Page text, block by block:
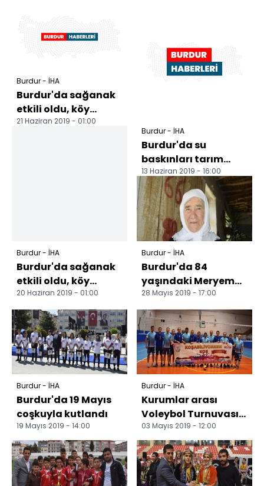
Burdur - İHA
Burdur'da sağanak
etkili oldu, köy
yolları sular altında
21 Haziran 2019 - 01:00
Burdur - İHA
Burdur'da sağanak
etkili oldu, köy
yolları sular altında
kaldı
20 Haziran 2019 - 01:00
Burdur - İHA
Burdur'da su
baskınları tarım
arazilerine zarar
verdi
13 Haziran 2019 - 16:00
Burdur - İHA
Burdur'da 84
yaşındaki Meryem
nineye 20 gün süre
verildi Meryem
ninenin yaş...
28 Mayıs 2019 - 17:00
Burdur - İHA
Burdur'da 19 Mayıs
coşkuyla kutlandı
19 Mayıs 2019 - 14:00
Burdur - İHA
Kurumlar arası
Voleybol Turnuvası
Sona Erdi.
03 Mayıs 2019 - 12:00